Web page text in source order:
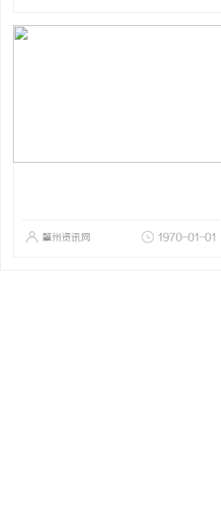
肇州资讯网 1970-01-01